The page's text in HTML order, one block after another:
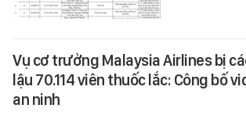
Vụ cơ trưởng Malaysia Airlines bị
lậu 70.114 viên thuốc lắc: Công bố
an ninh